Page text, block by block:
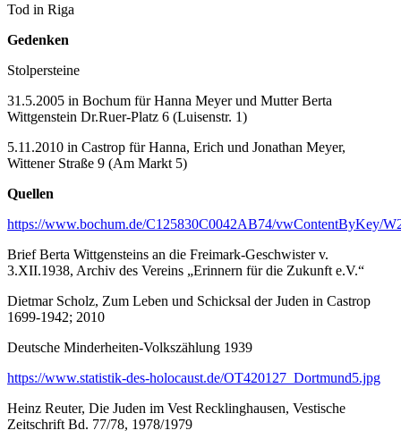
Tod in Riga
Gedenken
Stolpersteine
31.5.2005 in Bochum für Hanna Meyer und Mutter Berta
Wittgenstein Dr.Ruer-Platz 6 (Luisenstr. 1)
5.11.2010 in Castrop für Hanna, Erich und Jonathan Meyer,
Wittener Straße 9 (Am Markt 5)
Quellen
https://www.bochum.de/C125830C0042AB74/vwContentByKey/
Brief Berta Wittgensteins an die Freimark-Geschwister v.
3.XII.1938, Archiv des Vereins „Erinnern für die Zukunft e.V.“
Dietmar Scholz, Zum Leben und Schicksal der Juden in Castrop
1699-1942; 2010
Deutsche Minderheiten-Volkszählung 1939
https://www.statistik-des-holocaust.de/OT420127_Dortmund5.jpg
Heinz Reuter, Die Juden im Vest Recklinghausen, Vestische
Zeitschrift Bd. 77/78, 1978/1979